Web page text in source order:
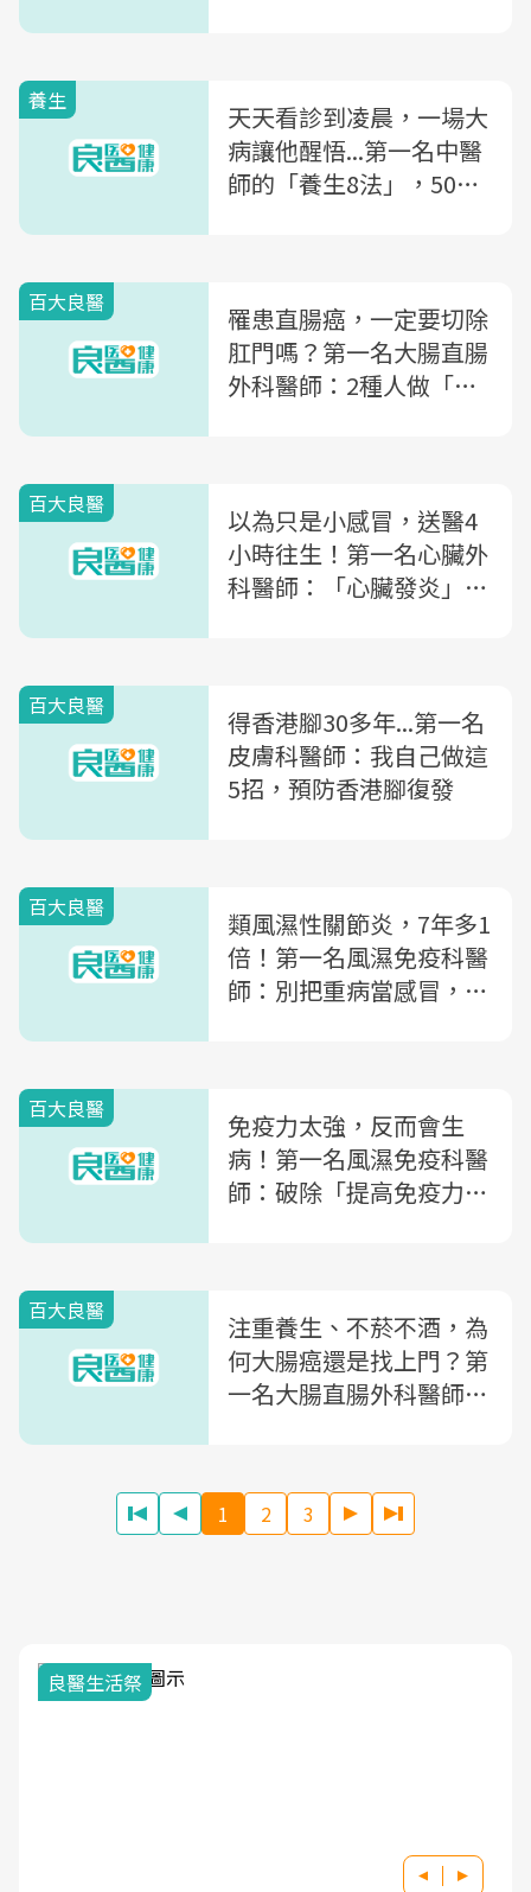
養生
天天看診到凌晨，一場大
病讓他醒悟...第一名中醫
師的「養生8法」，50歲
百大良醫
罹患直腸癌，一定要切除
肛門嗎？第一名大腸直腸
外科醫師：2種人做「人
百大良醫
以為只是小感冒，送醫4
小時往生！第一名心臟外
科醫師：「心臟發炎」你
百大良醫
得香港腳30多年...第一名
皮膚科醫師：我自己做這
5招，預防香港腳復發
百大良醫
類風濕性關節炎，7年多1
倍！第一名風濕免疫科醫
師：別把重病當感冒，免
百大良醫
免疫力太強，反而會生
病！第一名風濕免疫科醫
師：破除「提高免疫力」
百大良醫
注重養生、不菸不酒，為
何大腸癌還是找上門？第
一名大腸直腸外科醫師：
1 2 3
我與健康韌性的距離